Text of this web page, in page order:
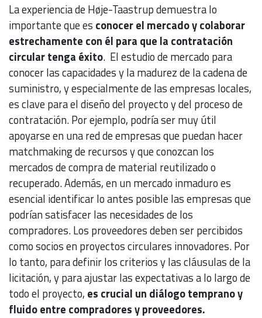
La experiencia de Høje-Taastrup demuestra lo
importante que es conocer el mercado y colaborar
estrechamente con él para que la contratación
circular tenga éxito. El estudio de mercado para
conocer las capacidades y la madurez de la cadena de
suministro, y especialmente de las empresas locales,
es clave para el diseño del proyecto y del proceso de
contratación. Por ejemplo, podría ser muy útil
apoyarse en una red de empresas que puedan hacer
matchmaking de recursos y que conozcan los
mercados de compra de material reutilizado o
recuperado. Además, en un mercado inmaduro es
esencial identificar lo antes posible las empresas que
podrían satisfacer las necesidades de los
compradores. Los proveedores deben ser percibidos
como socios en proyectos circulares innovadores. Por
lo tanto, para definir los criterios y las cláusulas de la
licitación, y para ajustar las expectativas a lo largo de
todo el proyecto, es crucial un diálogo temprano y
fluido entre compradores y proveedores.